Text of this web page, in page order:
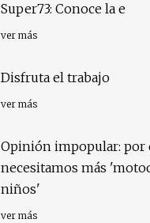
Super73: Conoce la e
ver más
Disfruta el trabajo
ver más
Opinión impopular: por
necesitamos más
niños'
ver más